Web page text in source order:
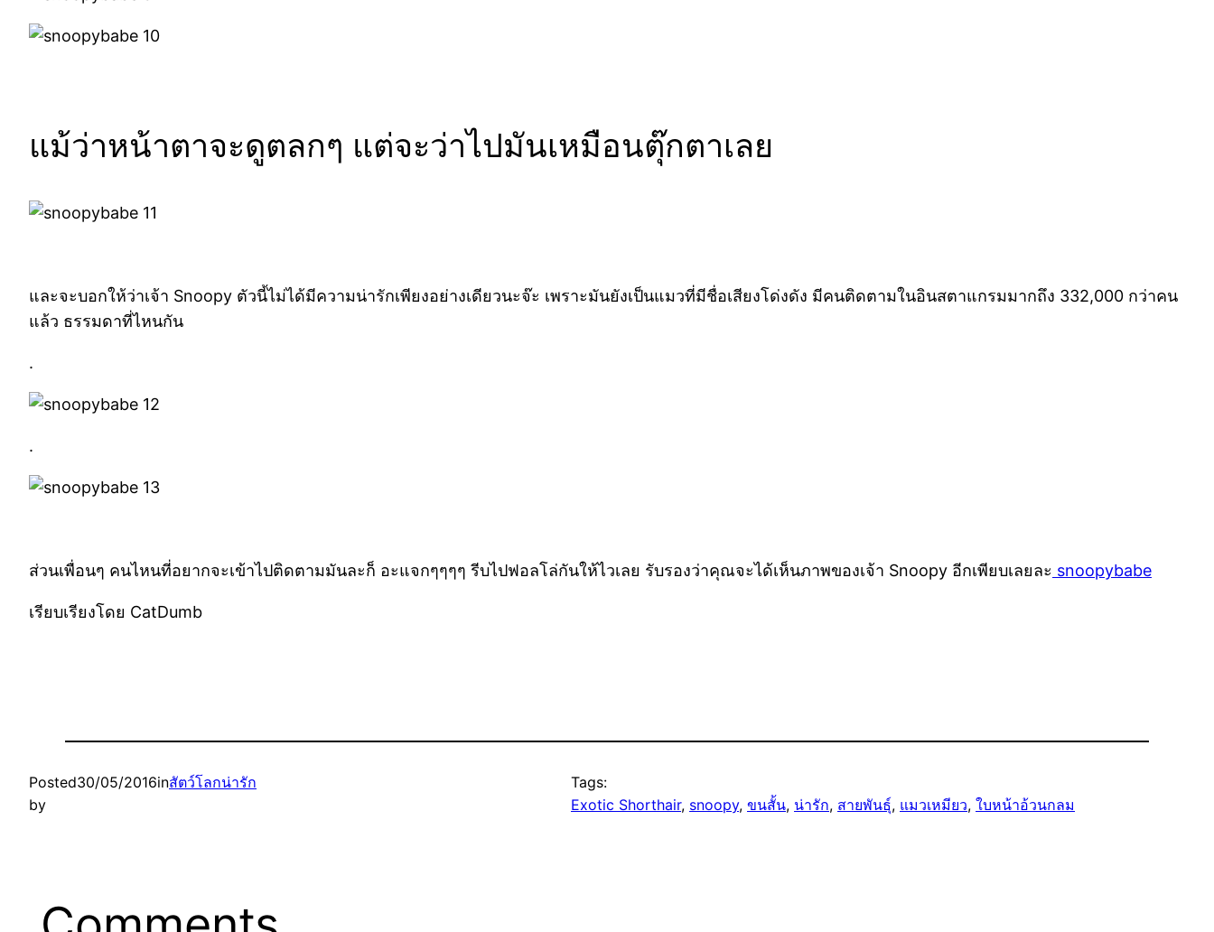
แม้ว่าหน้าตาจะดูตลกๆ แต่จะว่าไปมันเหมือนตุ๊กตาเลย
และจะบอกให้ว่าเจ้า Snoopy ตัวนี้ไม่ได้มีความน่ารักเพียงอย่างเดียวนะจ๊ะ เพราะมันยังเป็นแมวที่มีชื่อเสียงโด่งดัง มีคนติดตามในอินสตาแกรมมากถึง 332,000 กว่าคน
แล้ว ธรรมดาที่ไหนกัน
.
.
ส่วนเพื่อนๆ คนไหนที่อยากจะเข้าไปติดตามมันละก็ อะแจกๆๆๆๆ รีบไปฟอลโล่กันให้ไวเลย รับรองว่าคุณจะได้เห็นภาพของเจ้า Snoopy อีกเพียบเลยละ snoopybabe
เรียบเรียงโดย CatDumb
Posted30/05/2016inสัตว์โลกน่ารัก
by
Tags:
Exotic Shorthair, snoopy, ขนสั้น, น่ารัก, สายพันธุ์, แมวเหมียว, ใบหน้าอ้วนกลม